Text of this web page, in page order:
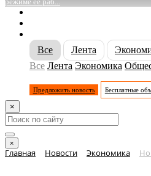
Все
Лента
Все Лента Экономика
Предложить новость Бесплатные
×
×
Главная Новости Экономика